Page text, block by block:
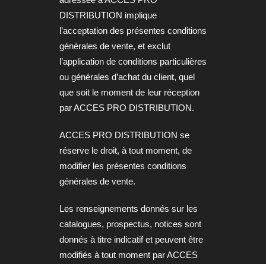
DISTRIBUTION implique
l’acceptation des présentes conditions
générales de vente, et exclut
l’application de conditions particulières
ou générales d’achat du client, quel
que soit le moment de leur réception
par ACCES PRO DISTRIBUTION.
ACCES PRO DISTRIBUTION se
réserve le droit, à tout moment, de
modifier les présentes conditions
générales de vente.
Les renseignements donnés sur les
catalogues, prospectus, notices sont
donnés à titre indicatif et peuvent être
modifiés à tout moment par ACCES